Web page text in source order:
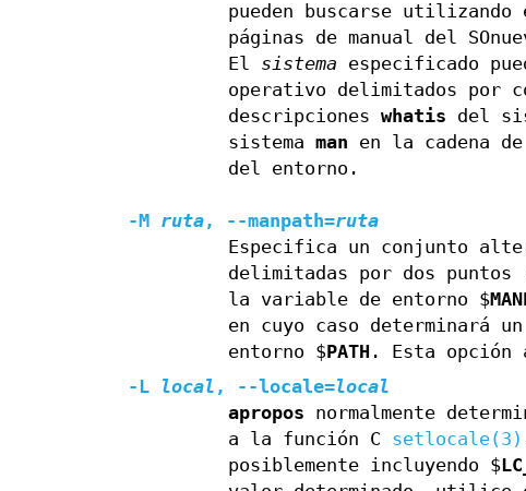
pueden buscarse
páginas de manual del
El sistema especificado
operativo delimitados por
descripciones whatis del
sistema man en la cadena
del entorno.
-M ruta, --manpath=ruta
Especifica un conjunto
delimitadas por dos
la variable de entorno $
en cuyo caso determinará
entorno $PATH . Esta opción
-L
local , --locale=local
apropos normalmente
a la función C setlocale(3)
posiblemente incluyendo $